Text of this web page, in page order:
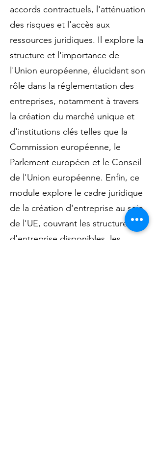
accords contractuels, l'atténuation
des risques et l'accès aux
ressources juridiques. Il explore la
structure et l'importance de
l'Union européenne, élucidant son
rôle dans la réglementation des
entreprises, notamment à travers
la création du marché unique et
d'institutions clés telles que la
Commission européenne, le
Parlement européen et le Conseil
de l'Union européenne. Enfin, ce
module explore le cadre juridique
de la création d'entreprise au sein
de l'UE, couvrant les structures
d'entreprise disponibles, les